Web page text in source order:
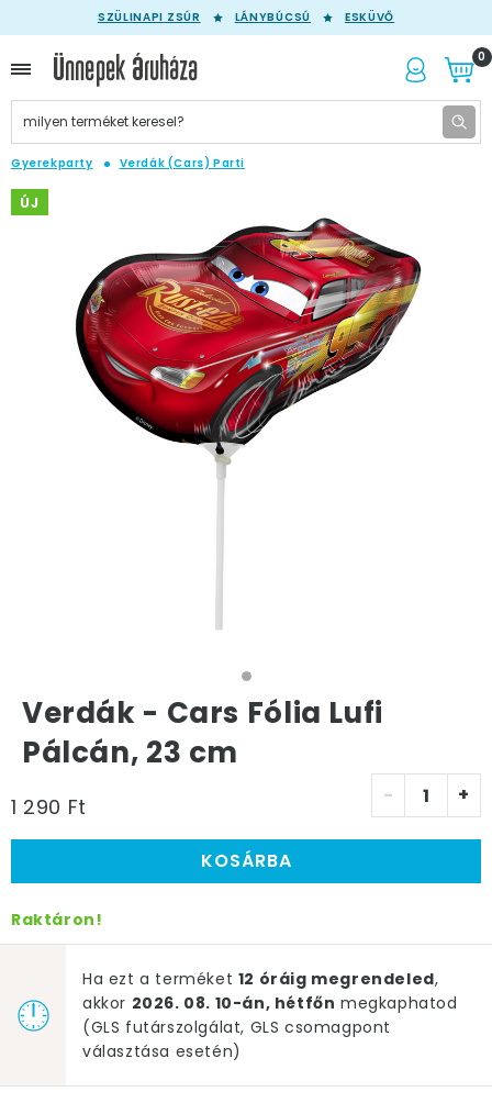
SZÜLINAPI ZSÚR LÁNYBÚCSÚ ESKÜVŐ
0
Gyerekparty Verdák (Cars) Parti
ÚJ
Verdák - Cars Fólia Lufi
Pálcán, 23 cm
1 290 Ft - +
KOSÁRBA
Raktáron!
Ha ezt a terméket 12 óráig megrendeled,
akkor 2026. 08. 10-án, hétfőn megkaphatod
(GLS futárszolgálat, GLS csomagpont
választása esetén)